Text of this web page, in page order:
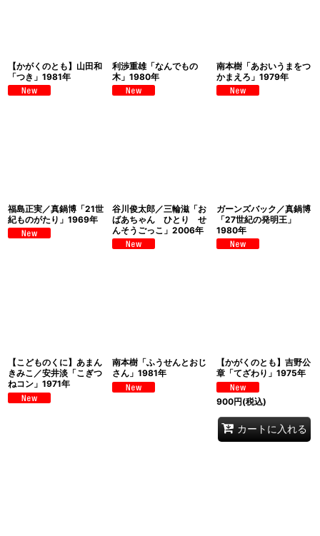
【かがくのとも】山田和
「つき」1981年
利渉重雄「なんでもの
木」1980年
南本樹「あおいうまをつ
かまえろ」1979年
福島正実／真鍋博「21世
紀ものがたり」1969年
谷川俊太郎／三輪滋「お
ばあちゃん ひとり せ
んそうごっこ」2006年
ガーンズバック／真鍋博
「27世紀の発明王」
1980年
【こどものくに】あまん
きみこ／安井淡「こぎつ
ねコン」1971年
南本樹「ふうせんとおじ
さん」1981年
【かがくのとも】吉野公
章「てざわり」1975年
900円(税込)
カートに入れる